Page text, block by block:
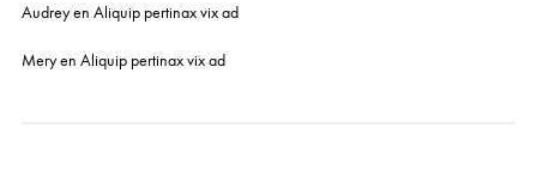
Audreyen Aliquip pertinax vix ad
Meryen Aliquip pertinax vix ad